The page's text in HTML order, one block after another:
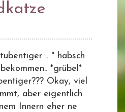
.. " habsch
*grübel*
Okay, viel
aber eigentlich
Innern eher ne